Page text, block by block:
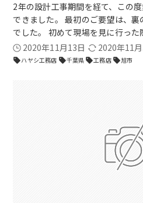
2年の設計工事期間を経て、この
できました。 最初のご要望は、
でした。 初めて現場を見に行っ
2020年11月13日
2020年11
sellハヤシ工務店 sell千葉県 sell工務店 sell旭市